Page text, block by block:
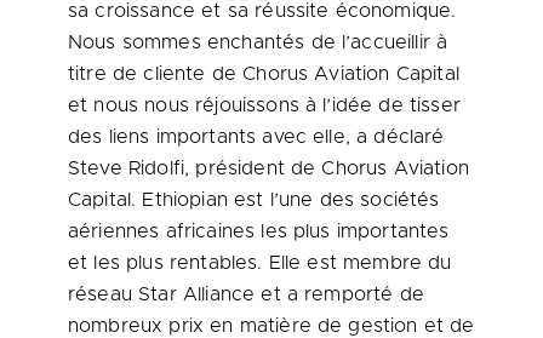
sa croissance et sa réussite économique.
Nous sommes enchantés de l’accueillir à
titre de cliente de Chorus Aviation Capital
et nous nous réjouissons à l’idée de tisser
des liens importants avec elle, a déclaré
Steve Ridolfi, président de Chorus Aviation
Capital. Ethiopian est l’une des sociétés
aériennes africaines les plus importantes
et les plus rentables. Elle est membre du
réseau Star Alliance et a remporté de
nombreux prix en matière de gestion et de